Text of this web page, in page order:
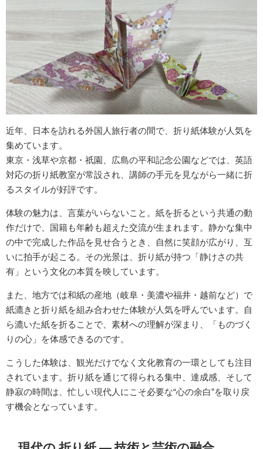
近年、日本を訪れる外国人旅行者の間で、折り紙体験が人気を
集めています。
東京・浅草や京都・祇園、広島の平和記念公園などでは、英語
対応の折り紙教室が常設され、講師の手元を見ながら一緒に折
るスタイルが好評です。
体験の魅力は、言葉がいらないこと。紙を折るという共通の動
作だけで、国籍も年齢も超えた交流が生まれます。静かな集中
の中で完成した作品を見せ合うとき、自然に笑顔が広がり、互
いに拍手が起こる。その光景は、折り紙が持つ「静けさの共
有」という文化の本質を映しています。
また、地方では和紙の産地（岐阜・美濃や福井・越前など）で
紙漉きと折り紙を組み合わせた体験が人気を呼んでいます。自
ら漉いた紙を折ることで、素材への理解が深まり、「ものづく
りの心」を体感できるのです。
こうした体験は、観光だけでなく文化教育の一環としても注目
されています。折り紙を通じて得られる集中、達成感、そして
静寂の時間は、忙しい現代人にこそ必要な“心の余白”を取り戻
す機会となっています。